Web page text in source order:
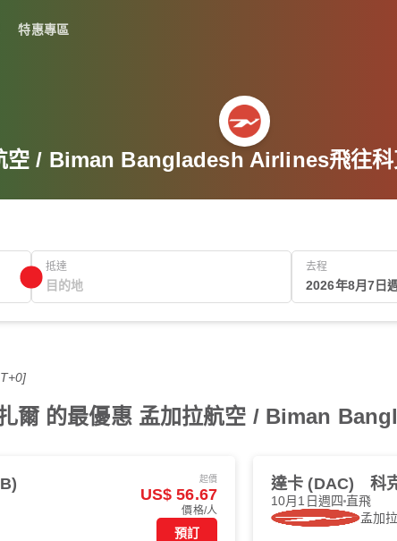
特惠專區
空 / Biman Bangladesh Airlines飛往科
抵達 去程
2026年8月7日
爾 的最優惠 孟加拉航空 / Biman
起價
US$ 56.67
價格/人
預訂
達卡 (DAC) 科
10月1日週四 直飛
孟加